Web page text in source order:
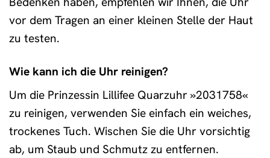
vor dem Tragen an einer kleinen Stelle der Haut
zu testen.
Wie kann ich die Uhr reinigen?
Um die Prinzessin Lillifee Quarzuhr »2031758«
zu reinigen, verwenden Sie einfach ein weiches,
trockenes Tuch. Wischen Sie die Uhr vorsichtig
ab, um Staub und Schmutz zu entfernen.